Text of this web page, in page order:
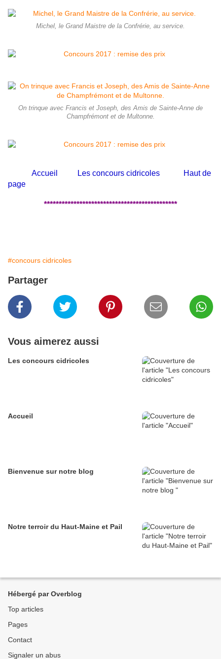
Michel, le Grand Maistre de la Confrérie, au service.
On trinque avec Francis et Joseph, des Amis de Sainte-Anne de
Champfrémont et de Multonne.
Accueil Les concours cidricoles
Haut de
page
*********************************************
#concours cidricoles
Partager
Vous aimerez aussi
Les concours cidricoles
Accueil
Bienvenue sur notre blog
Notre terroir du Haut-Maine et Pail
Hébergé par Overblog
Top articles
Pages
Contact
Signaler un abus